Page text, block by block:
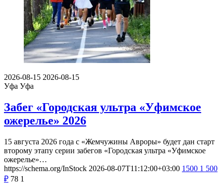
2026-08-15 2026-08-15
Уфа Уфа
Забег «Городская ультра «Уфимское
ожерелье» 2026
15 августа 2026 года с «Жемчужины Авроры» будет дан старт
второму этапу серии забегов «Городская ультра «Уфимское
ожерелье»…
https://schema.org/InStock 2026-08-07T11:12:00+03:00 1500 1 500
₽ 78 1